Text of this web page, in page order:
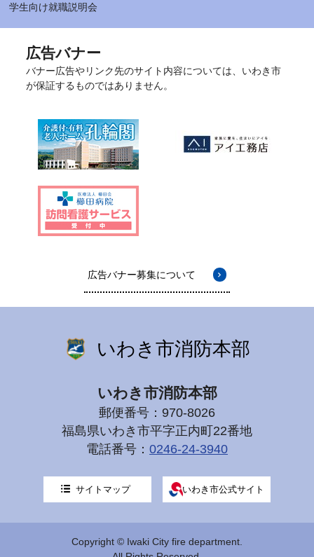
学生向け就職説明会
広告バナー
バナー広告やリンク先のサイト内容については、いわき市
が保証するものではありません。
広告バナー募集について
いわき市消防本部
いわき市消防本部
郵便番号：970-8026
福島県いわき市平字正内町22番地
電話番号： 0246-24-3940
サイトマップ いわき市公式サイト
Copyright © Iwaki City fire department.